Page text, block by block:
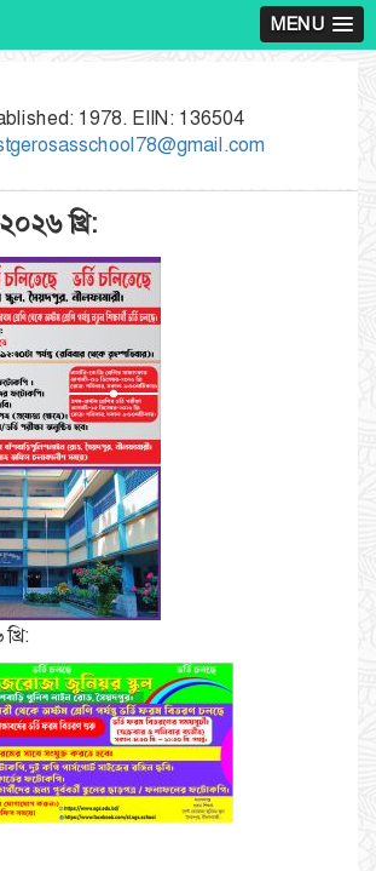
MENU
1978. EIIN: 136504
২০২৬ খ্রি: